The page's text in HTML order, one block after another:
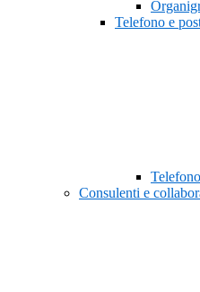
Telefono e
Consulenti e